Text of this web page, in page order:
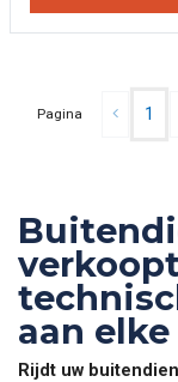
Pagina 1
aan
Rijdt uw